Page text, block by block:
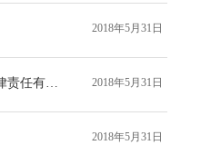
2018年5月31日
征信机构内部管理中违法行为的法律责任有哪些？ 2018年5月31日
2018年5月31日